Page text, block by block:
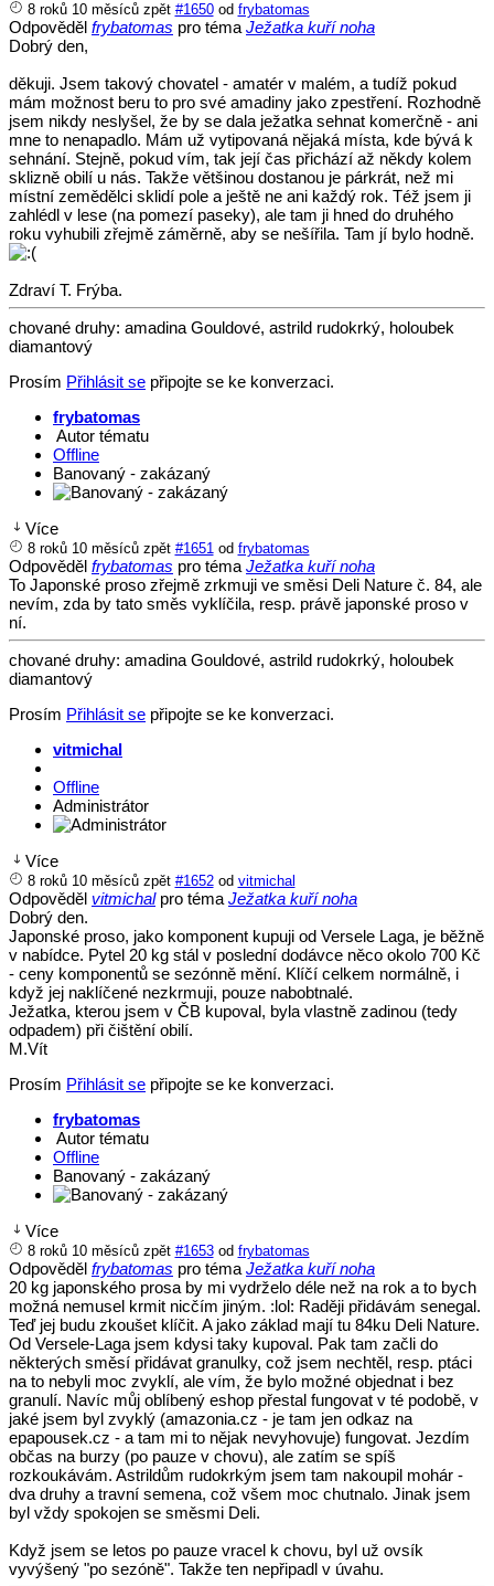
8 roků 10 měsíců zpět #1650 od frybatomas
Odpověděl frybatomas pro téma Ježatka kuří noha
Dobrý den,
děkuji. Jsem takový chovatel - amatér v malém, a tudíž pokud
mám možnost beru to pro své amadiny jako zpestření. Rozhodně
jsem nikdy neslyšel, že by se dala ježatka sehnat komerčně - ani
mne to nenapadlo. Mám už vytipovaná nějaká místa, kde bývá k
sehnání. Stejně, pokud vím, tak její čas přichází až někdy kolem
sklizně obilí u nás. Takže většinou dostanou je párkrát, než mi
místní zemědělci sklidí pole a ještě ne ani každý rok. Též jsem ji
zahlédl v lese (na pomezí paseky), ale tam ji hned do druhého
roku vyhubili zřejmě záměrně, aby se nešířila. Tam jí bylo hodně.
Zdraví T. Frýba.
chované druhy: amadina Gouldové, astrild rudokrký, holoubek
diamantový
Prosím Přihlásit se připojte se ke konverzaci.
frybatomas
Autor tématu
Offline
Banovaný - zakázaný
Více
8 roků 10 měsíců zpět #1651 od frybatomas
Odpověděl frybatomas pro téma Ježatka kuří noha
To Japonské proso zřejmě zrkmuji ve směsi Deli Nature č. 84, ale
nevím, zda by tato směs vyklíčila, resp. právě japonské proso v
ní.
chované druhy: amadina Gouldové, astrild rudokrký, holoubek
diamantový
Prosím Přihlásit se připojte se ke konverzaci.
vitmichal
Offline
Administrátor
Více
8 roků 10 měsíců zpět #1652 od vitmichal
Odpověděl vitmichalpro téma Ježatka kuří noha
Dobrý den.
Japonské proso, jako komponent kupuji od Versele Laga, je běžně
v nabídce. Pytel 20 kg stál v poslední dodávce něco okolo 700 Kč
- ceny komponentů se sezónně mění. Klíčí celkem normálně, i
když jej naklíčené nezkrmuji, pouze nabobtnalé.
Ježatka, kterou jsem v ČB kupoval, byla vlastně zadinou (tedy
odpadem) při čištění obilí.
M.Vít
Prosím Přihlásit se připojte se ke konverzaci.
frybatomas
Autor tématu
Offline
Banovaný - zakázaný
Více
8 roků 10 měsíců zpět #1653 od frybatomas
Odpověděl frybatomas pro téma Ježatka kuří noha
20 kg japonského prosa by mi vydrželo déle než na rok a to bych
možná nemusel krmit nicčím jiným. :lol: Raději přidávám senegal.
Teď jej budu zkoušet klíčit. A jako základ mají tu 84ku Deli Nature.
Od Versele-Laga jsem kdysi taky kupoval. Pak tam začli do
některých směsí přidávat granulky, což jsem nechtěl, resp. ptáci
na to nebyli moc zvyklí, ale vím, že bylo možné objednat i bez
granulí. Navíc můj oblíbený eshop přestal fungovat v té podobě, v
jaké jsem byl zvyklý (amazonia.cz - je tam jen odkaz na
epapousek.cz - a tam mi to nějak nevyhovuje) fungovat. Jezdím
občas na burzy (po pauze v chovu), ale zatím se spíš
rozkoukávám. Astrildům rudokrkým jsem tam nakoupil mohár -
dva druhy a travní semena, což všem moc chutnalo. Jinak jsem
byl vždy spokojen se směsmi Deli.
Když jsem se letos po pauze vracel k chovu, byl už ovsík
vyvýšený "po sezóně". Takže ten nepřipadl v úvahu.